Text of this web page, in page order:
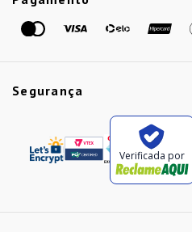
Segurança
Verificada por